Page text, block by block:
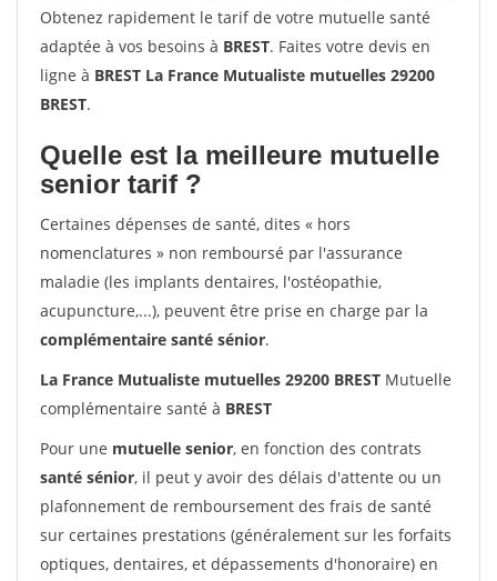
Obtenez rapidement le tarif de votre mutuelle santé
adaptée à vos besoins à BREST. Faites votre devis en
ligne à BREST La France Mutualiste mutuelles 29200
BREST.
Quelle est la meilleure mutuelle
senior tarif ?
Certaines dépenses de santé, dites « hors
nomenclatures » non remboursé par l'assurance
maladie (les implants dentaires, l'ostéopathie,
acupuncture,...), peuvent être prise en charge par la
complémentaire santé sénior.
La France Mutualiste mutuelles 29200 BREST Mutuelle
complémentaire santé à BREST
Pour une mutuelle senior, en fonction des contrats
santé sénior, il peut y avoir des délais d'attente ou un
plafonnement de remboursement des frais de santé
sur certaines prestations (généralement sur les forfaits
optiques, dentaires, et dépassements d'honoraire) en